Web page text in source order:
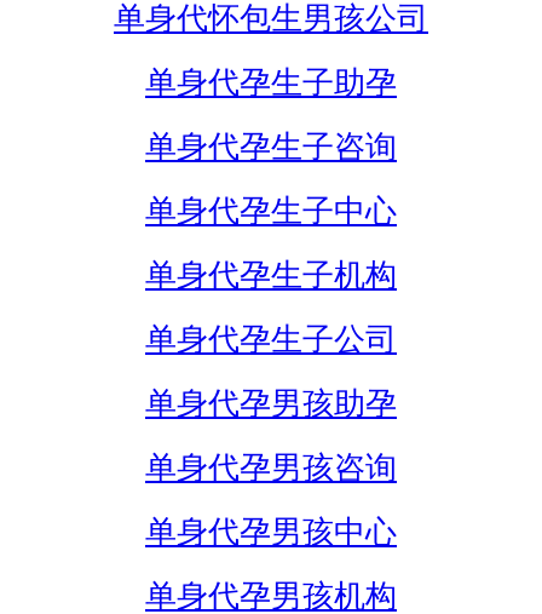
单身代怀包生男孩公司
单身代孕生子助孕
单身代孕生子咨询
单身代孕生子中心
单身代孕生子机构
单身代孕生子公司
单身代孕男孩助孕
单身代孕男孩咨询
单身代孕男孩中心
单身代孕男孩机构